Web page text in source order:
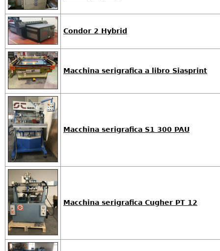
Condor 2 Hybrid
Macchina serigrafica a libro Siasprint
Macchina serigrafica S1 300 PAU
Macchina serigrafica Cugher PT 12